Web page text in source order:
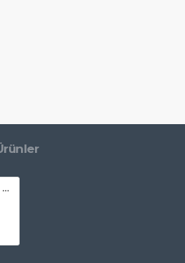
Elsa Frozen Lisanslı Köpük Balon 36'lı